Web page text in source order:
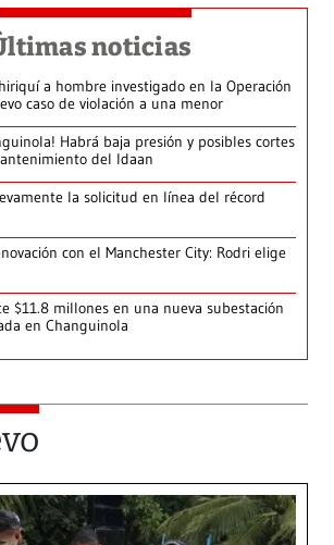
noticias
a hombre investigado en la Operación
caso de violación a una menor
Habrá baja presión y posibles cortes
del Idaan
la solicitud en línea del récord
con el Manchester City: Rodri elige
$11.8 millones en una nueva subestación
en Changuinola